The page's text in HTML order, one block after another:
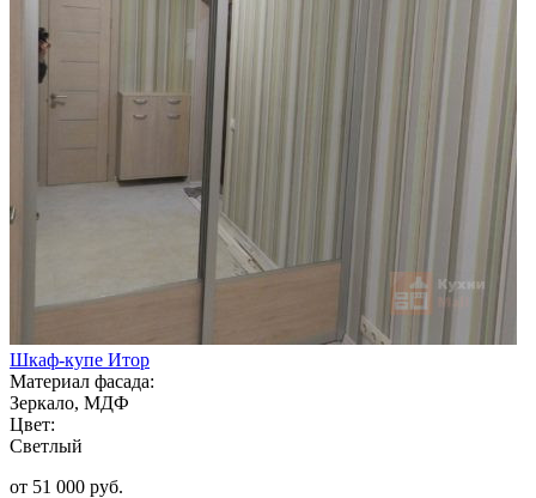
Шкаф-купе Итор
Материал фасада:
Зеркало, МДФ
Цвет:
Светлый
от 51 000 руб.